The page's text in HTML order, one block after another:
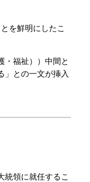
を鮮明にしたこ
・福祉））中間と
」との一文が挿入
統領に就任するこ